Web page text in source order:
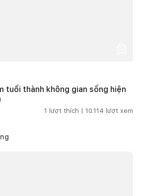
tuổi thành không gian sống hiện
1 lượt thích | 10.114 lượt xem